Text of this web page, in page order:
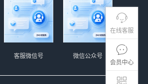
在线客服
会员中心
微信公众号
客服微信号